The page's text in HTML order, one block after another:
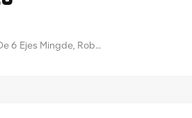
Manipulador Industrial De 6 Ejes Mingde, Robot De Eliminación De Materiales, Robot De Exclusión De Cuerpos Extraños, Brazo Robótico Manipulador Robótico